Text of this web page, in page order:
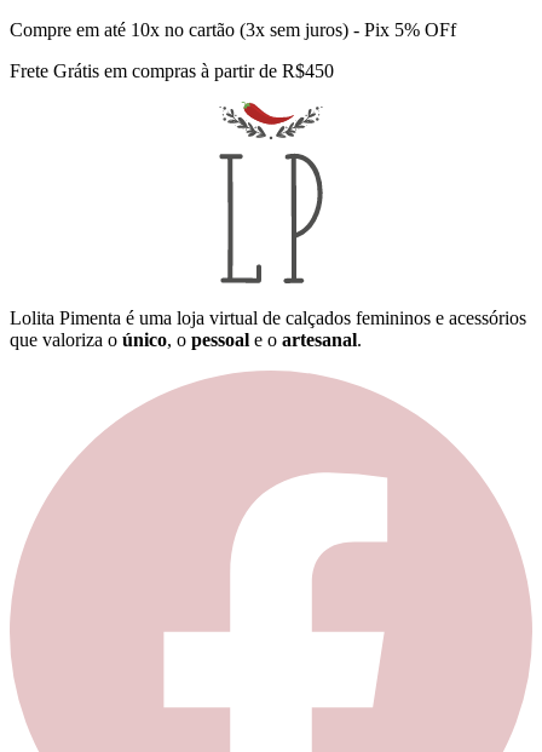
Compre em até 10x no cartão (3x sem juros) - Pix 5% OFf
Frete Grátis em compras à partir de R$450
Lolita Pimenta é uma loja virtual de calçados femininos e acessórios
que valoriza o único, o pessoal e o artesanal.